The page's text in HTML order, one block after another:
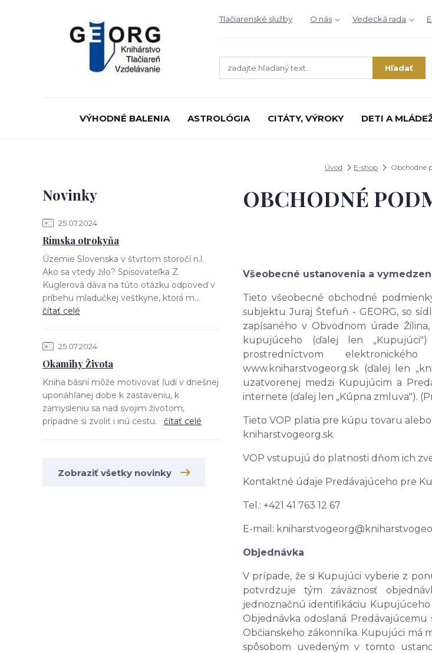
Tlačiarenské služby O nás Vedecká rada
Hľadať
VÝHODNÉ BALENIA ASTROLÓGIA CITÁTY, VÝROKY DETI A
Úvod E-shop Obchodné
Novinky
25.07.2024
Rímska otrokyňa
Územie Slovenska v štvrtom storočí n.l.
Ako sa vtedy žilo? Spisovateľka Z.
Kuglerová dáva na túto otázku odpoveď v
príbehu mladučkej veštkyne, ktorá m...
čítať celé
25.07.2024
Okamihy Života
Kniha básní môže motivovať ľudí v dnešnej
uponáhľanej dobe k zastaveniu, k
zamysleniu sa nad svojim životom,
prípadne si zvoliť i inú cestu. čítať celé
Zobraziť všetky novinky
OBCHODNÉ
Všeobecné ustanovenia a
Tieto všeobecné obchodné
subjektu Juraj Štefuň - GEORG, so
zapísaného v Obvodnom úrade Žilina,
kupujúceho (ďalej len
prostredníctvom
www.kniharstvogeorg.sk (ďalej len
uzatvorenej medzi Kupujúcim a
internete (ďalej len „Kúpna zmluva").
Tieto VOP platia pre kúpu tovaru
kniharstvogeorg.sk.
VOP vstupujú do platnosti dňom ich
Kontaktné údaje Predávajúceho pre
Tel.: +421 41 763 12 67
E-mail:
Objednávka
V prípade, že si Kupujúci vyberie z
potvrdzuje tým záväznosť
jednoznačnú identifikáciu Kupujúceho
Objednávka odoslaná
Občianskeho zákonníka. Kupujúci má
spôsobom uvedeným v tomto